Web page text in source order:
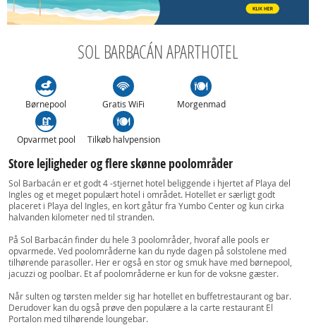
SOL BARBACÁN APARTHOTEL
Børnepool Gratis WiFi Morgenmad
Opvarmet pool Tilkøb halvpension
Store lejligheder og flere skønne poolområder
Sol Barbacán er et godt 4 -stjernet hotel beliggende i hjertet af Playa del
Ingles og et meget populært hotel i området. Hotellet er særligt godt
placeret i Playa del Ingles, en kort gåtur fra Yumbo Center og kun cirka
halvanden kilometer ned til stranden.
På Sol Barbacán finder du hele 3 poolområder, hvoraf alle pools er
opvarmede. Ved poolområderne kan du nyde dagen på solstolene med
tilhørende parasoller. Her er også en stor og smuk have med børnepool,
jacuzzi og poolbar. Et af poolområderne er kun for de voksne gæster.
Når sulten og tørsten melder sig har hotellet en buffetrestaurant og bar.
Derudover kan du også prøve den populære a la carte restaurant El
Portalon med tilhørende loungebar.